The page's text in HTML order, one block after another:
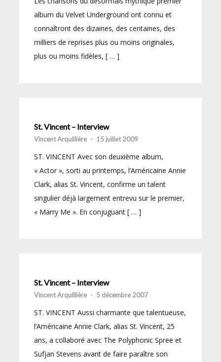
album du Velvet Underground ont connu et
connaîtront des dizaines, des centaines, des
milliers de reprises plus ou moins originales,
plus ou moins fidèles, [ … ]
St. Vincent – Interview
Vincent Arquillière - 15 juillet 2009
ST. VINCENT Avec son deuxième album,
« Actor », sorti au printemps, l’Américaine Annie
Clark, alias St. Vincent, confirme un talent
singulier déjà largement entrevu sur le premier,
« Marry Me ». En conjuguant [ … ]
St. Vincent – Interview
Vincent Arquillière - 5 décembre 2007
ST. VINCENT Aussi charmante que talentueuse,
l’Américaine Annie Clark, alias St. Vincent, 25
ans, a collaboré avec The Polyphonic Spree et
Sufjan Stevens avant de faire paraître son